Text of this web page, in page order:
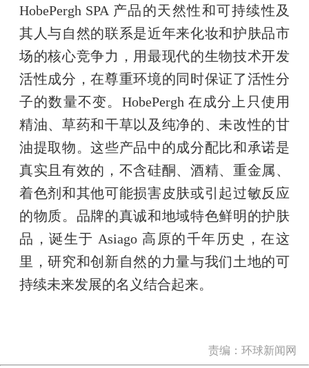
HobePergh SPA 产品的天然性和可持续性及
其人与自然的联系是近年来化妆和护肤品市
场的核心竞争力，用最现代的生物技术开发
活性成分，在尊重环境的同时保证了活性分
子的数量不变。HobePergh 在成分上只使用
精油、草药和干草以及纯净的、未改性的甘
油提取物。这些产品中的成分配比和承诺是
真实且有效的，不含硅酮、酒精、重金属、
着色剂和其他可能损害皮肤或引起过敏反应
的物质。品牌的真诚和地域特色鲜明的护肤
品，诞生于 Asiago 高原的千年历史，在这
里，研究和创新自然的力量与我们土地的可
持续未来发展的名义结合起来。
责编：环球新闻网